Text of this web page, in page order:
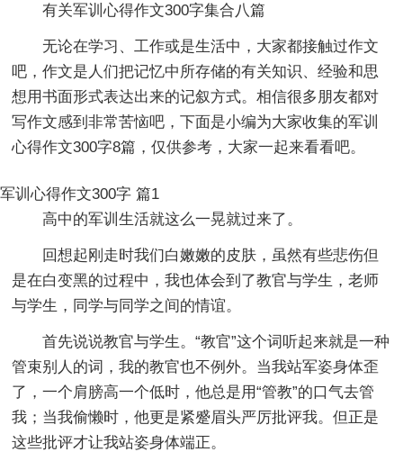
有关军训心得作文300字集合八篇
无论在学习、工作或是生活中，大家都接触过作文
吧，作文是人们把记忆中所存储的有关知识、经验和思
想用书面形式表达出来的记叙方式。相信很多朋友都对
写作文感到非常苦恼吧，下面是小编为大家收集的军训
心得作文300字8篇，仅供参考，大家一起来看看吧。
军训心得作文300字 篇1
高中的军训生活就这么一晃就过来了。
回想起刚走时我们白嫩嫩的皮肤，虽然有些悲伤但
是在白变黑的过程中，我也体会到了教官与学生，老师
与学生，同学与同学之间的情谊。
首先说说教官与学生。“教官”这个词听起来就是一种
管束别人的词，我的教官也不例外。当我站军姿身体歪
了，一个肩膀高一个低时，他总是用“管教”的口气去管
我；当我偷懒时，他更是紧蹙眉头严厉批评我。但正是
这些批评才让我站姿身体端正。